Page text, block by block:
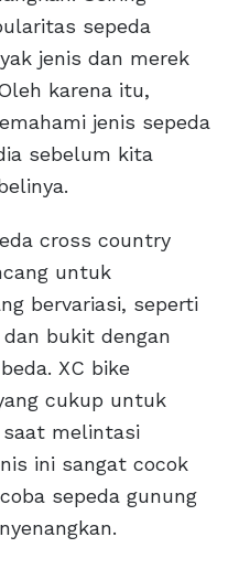
sepeda
jenis dan merek
karena itu,
jenis sepeda
sebelum kita
cross country
untuk
bervariasi, seperti
bukit dengan
XC bike
cukup untuk
saat melintasi
ini sangat cocok
sepeda gunung